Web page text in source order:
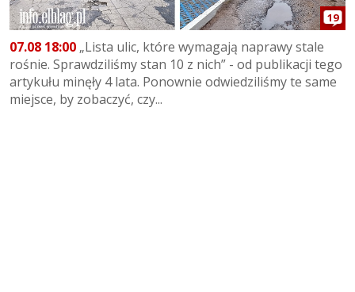
19
07.08 18:00 „Lista ulic, które wymagają naprawy stale
rośnie. Sprawdziliśmy stan 10 z nich” - od publikacji tego
artykułu minęły 4 lata. Ponownie odwiedziliśmy te same
miejsce, by zobaczyć, czy...